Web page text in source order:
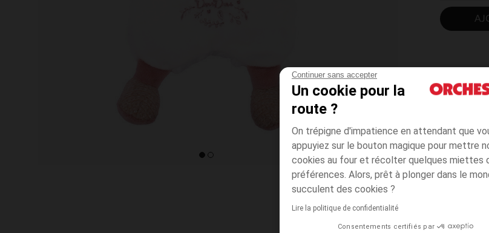
Continuer sans accepter
Un cookie pour la
route ?
On trépigne d'impatience en attendant que
appuyiez sur le bouton magique pour mettre
cookies au four et récolter quelques miettes
préférences. Alors, prêt à plonger dans le
succulent des cookies ?
Lire la politique de confidentialité
Consentements certifiés par
MODES
Point